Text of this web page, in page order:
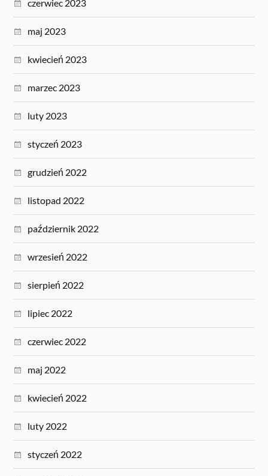
czerwiec 2023
maj 2023
kwiecień 2023
marzec 2023
luty 2023
styczeń 2023
grudzień 2022
listopad 2022
październik 2022
wrzesień 2022
sierpień 2022
lipiec 2022
czerwiec 2022
maj 2022
kwiecień 2022
luty 2022
styczeń 2022